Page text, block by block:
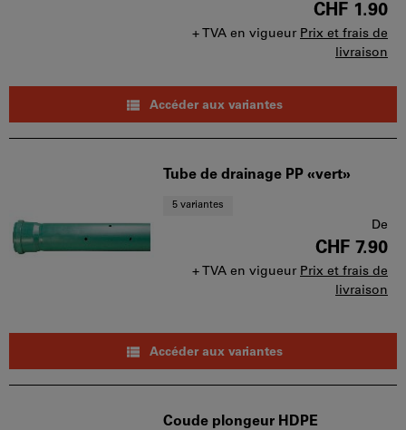
CHF 1.90
+ TVA en vigueur Prix et frais de
livraison
Accéder aux variantes
Tube de drainage PP «vert»
5 variantes
De
CHF 7.90
+ TVA en vigueur Prix et frais de
livraison
Accéder aux variantes
Coude plongeur HDPE